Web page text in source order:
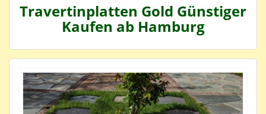
Travertinplatten Gold Günstiger
Kaufen ab Hamburg